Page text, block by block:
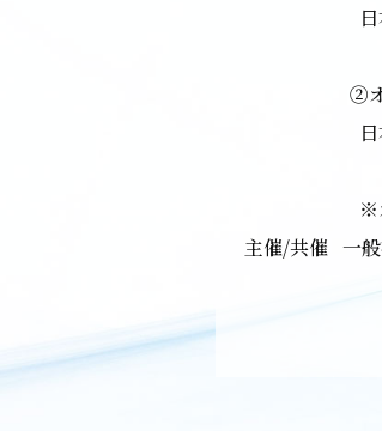
日本病院
②オンデ
日本病院
※オンデマ
主催/共催 一